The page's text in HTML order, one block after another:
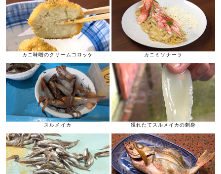
カニ味噌のクリームコロッケ カニミソナーラ
スルメイカ 獲れたてスルメイカの刺身